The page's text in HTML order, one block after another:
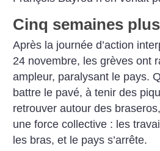
Cinq semaines
Après la journée d’action
24 novembre, les grèves ont
ampleur, paralysant le pays.
battre le pavé, à tenir des
retrouver autour des
une force collective : les
les bras, et le pays s’arrête.